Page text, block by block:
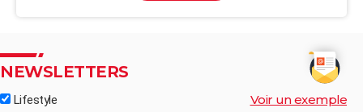
NEWSLETTERS
Lifestyle Voir un exemple